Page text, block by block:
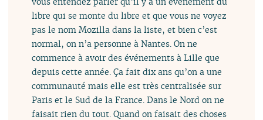
libre qui se monte du libre et que vous ne voyez
pas le nom Mozilla dans la liste, et bien c’est
normal, on n’a personne à Nantes. On ne
commence à avoir des événements à Lille que
depuis cette année. Ça fait dix ans qu’on a une
communauté mais elle est très centralisée sur
Paris et le Sud de la France. Dans le Nord on ne
faisait rien du tout. Quand on faisait des choses